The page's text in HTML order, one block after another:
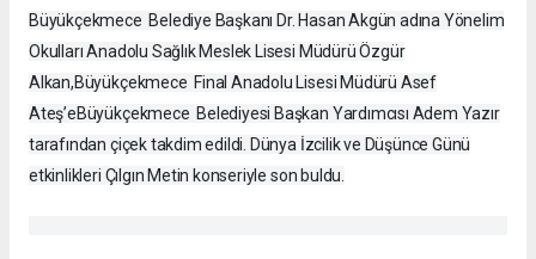
Büyükçekmece Belediye Başkanı Dr. Hasan Akgün adına Yönelim
Okulları Anadolu Sağlık Meslek Lisesi Müdürü Özgür
Alkan,Büyükçekmece Final Anadolu Lisesi Müdürü Asef
Ateş’eBüyükçekmece Belediyesi Başkan Yardımcısı Adem Yazır
tarafından çiçek takdim edildi. Dünya İzcilik ve Düşünce Günü
etkinlikleri Çılgın Metin konseriyle son buldu.